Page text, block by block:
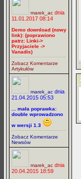
marek_ac dnia
11.01.2017 08:14
Demo download (nowy
link): (poprawiono
patrz: Linki->
Przyjaciele ->
Vanadis)
Zobacz Komentarze
Artykułów
marek_ac dnia
21.04.2015 05:53
... mała poprawka:
double wprowadzono
w wersji 1.3
Zobacz Komentarze
Newsów
marek_ac dnia
20.04.2015 18:59